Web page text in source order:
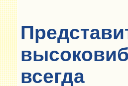
всегда